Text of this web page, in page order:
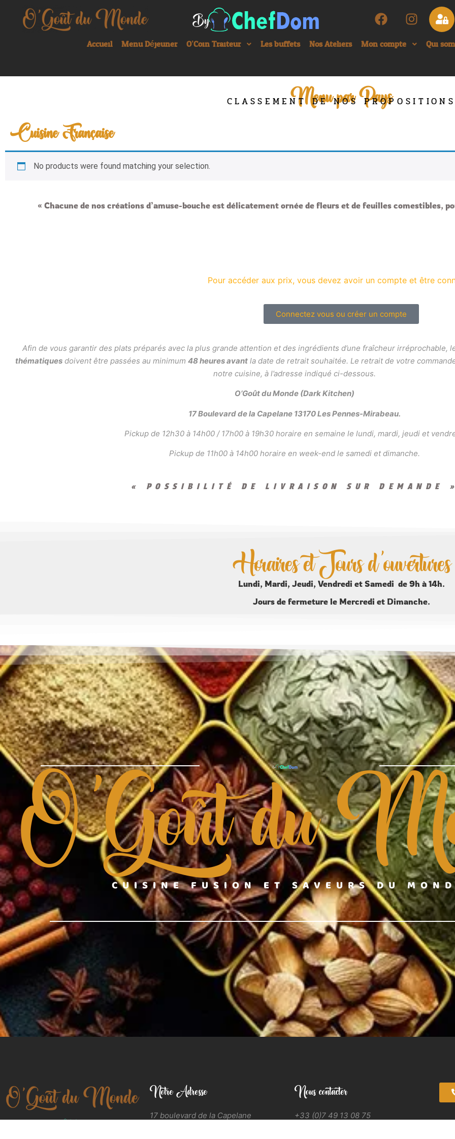
Accueil Menu Déjeuner O’Coin Traiteur Les buffets Nos Ateliers Mon compte Qui
Menu par Pays
CLASSEMENT DE NOS
Cuisine Française
No products were found matching your selection.
« Chacune de nos créations d’amuse-bouche est délicatement ornée de fleurs et de feuilles comestibles,
Pour accéder aux prix, vous devez avoir un compte et être
Connectez vous ou créer un compte
Afin de vous garantir des plats préparés avec la plus grande attention et des ingrédients d’une fraîcheur irréprochable,
thématiquesdoivent être passées au minimum 48 heures avantla date de retrait souhaitée. Le retrait de votre
notre cuisine, à l’adresse indiqué ci-dessous.
O’Goût du Monde (Dark Kitchen)
17 Boulevard de la Capelane 13170 Les Pennes-Mirabeau.
Pickup de 12h30 à 14h00 / 17h00 à 19h30 horaire en semaine le lundi, mardi, jeudi et
Pickup de 11h00 à 14h00 horaire en week-end le samedi et dimanche.
« POSSIBILITÉ DE LIVRAISON SUR DEMANDE
Horaires et Jours d'ouvertures
Lundi, Mardi, Jeudi, Vendredi et Samedi de 9h à 14h.
Jours de fermeture le Mercredi et Dimanche.
O'Goût du
CUISINE FUSION ET SAVEURS DU
Notre Adresse
17 boulevard de la Capelane
Nous contacter
+33 (0)7 49 13 08 75